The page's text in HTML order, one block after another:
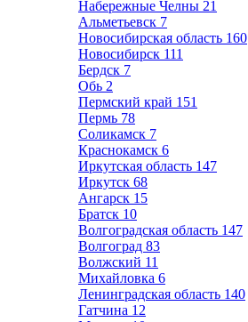
Набережные Челны 21
Альметьевск 7
Новосибирская область 160
Новосибирск 111
Бердск 7
Обь 2
Пермский край 151
Пермь 78
Соликамск 7
Краснокамск 6
Иркутская область 147
Иркутск 68
Ангарск 15
Братск 10
Волгоградская область 147
Волгоград 83
Волжский 11
Михайловка 6
Ленинградская область 140
Гатчина 12